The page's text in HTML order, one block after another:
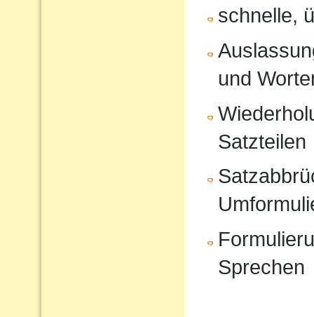
schnelle,
und
Satzteilen
Sprechen